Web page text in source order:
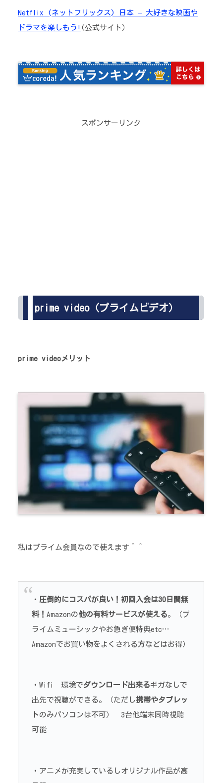
Netflix (ネットフリックス) 日本 – 大好きな映画や
ドラマを楽しもう! (公式サイト）
スポンサーリンク
prime video（プライムビデオ）
prime videoメリット
私はプライム会員なので使えます＾＾
・ 圧倒的にコスパが良い！初回入会は30日間無
料！ Amazonの他の有料サービスが使える。（プ
ライムミュージックやお急ぎ便特典etc…
Amazonでお買い物をよくされる方などはお得）
・Wifi 環境でダウンロード出来るギガなしで
出先で視聴ができる。（ただし 携帯やタブレッ
ト のみパソコンは不可） 3台他端末同時視聴
可能
・アニメが充実しているしオリジナル作品が高